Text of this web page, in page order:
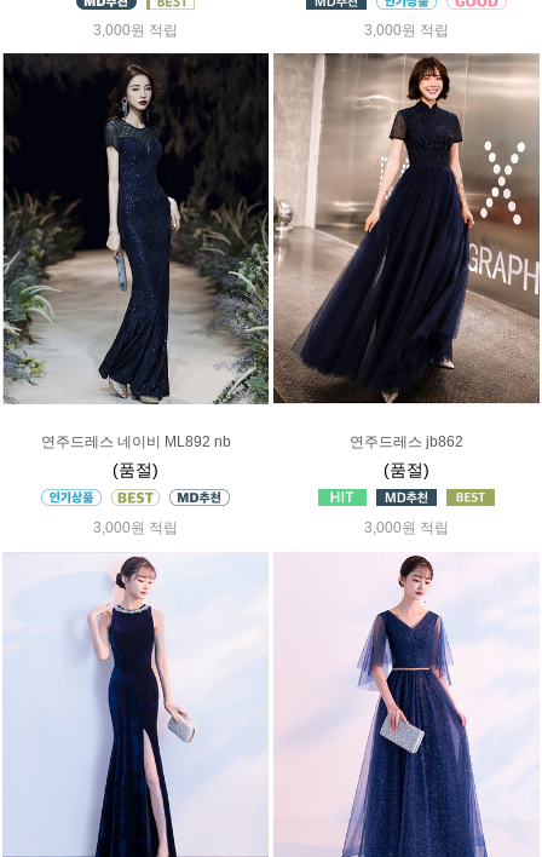
3,000원 적립 3,000원 적립
연주드레스 네이비 ML892 nb
(품절)
3,000원 적립
연주드레스 jb862
(품절)
3,000원 적립